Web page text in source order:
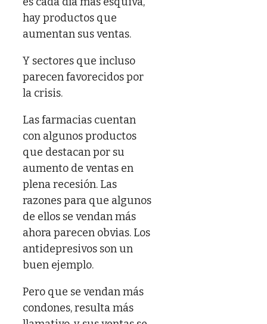
hay productos que
aumentan sus ventas.
Y sectores que incluso
parecen favorecidos por
la crisis.
Las farmacias cuentan
con algunos productos
que destacan por su
aumento de ventas en
plena recesión. Las
razones para que algunos
de ellos se vendan más
ahora parecen obvias. Los
antidepresivos son un
buen ejemplo.
Pero que se vendan más
condones, resulta más